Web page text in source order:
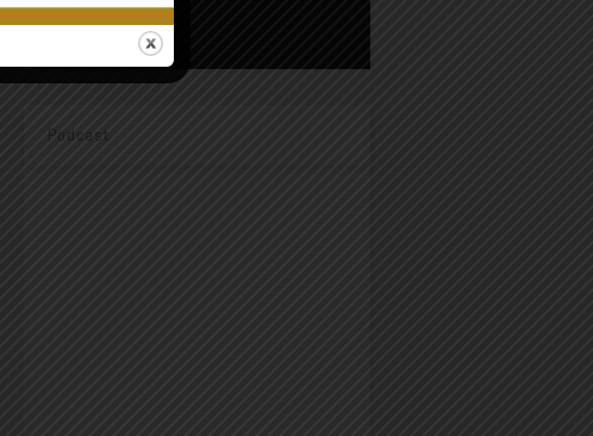
Podcast